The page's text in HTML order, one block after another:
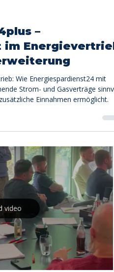
–
im
Wie Energiespardienst24 mit
Einnahmen ermöglicht.
video